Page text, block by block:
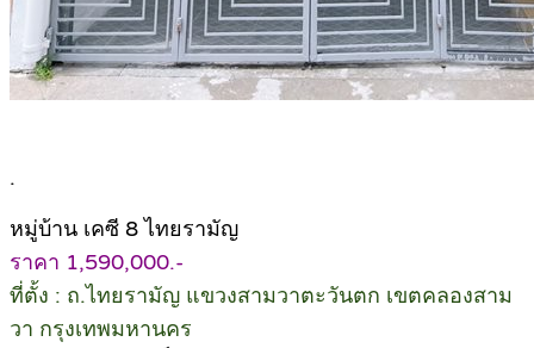
.
หมู่บ้าน เคซี 8 ไทยรามัญ
ราคา 1,590,000.-
ที่ตั้ง : ถ.ไทยรามัญ แขวงสามวาตะวันตก เขตคลองสาม
วา กรุงเทพมหานคร